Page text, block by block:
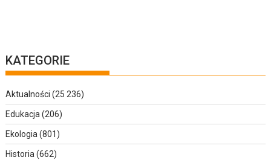
KATEGORIE
Aktualności (25 236)
Edukacja (206)
Ekologia (801)
Historia (662)